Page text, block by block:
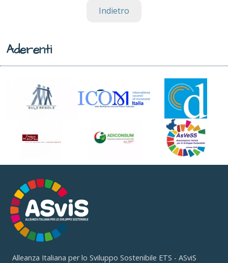
Indietro
Aderenti
Alleanza Italiana per lo Sviluppo Sostenibile ETS - ASviS